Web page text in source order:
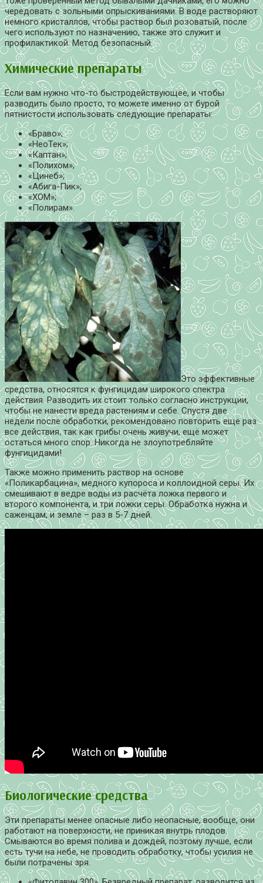
чередовать с зольными опрыскиваниями. В воде растворяют
немного кристаллов, чтобы раствор был розоватый, после
чего используют по назначению, также это служит и
профилактикой. Метод безопасный.
Химические препараты
Если вам нужно что-то быстродействующее, и чтобы
разводить было просто, то можете именно от бурой
пятнистости использовать следующие препараты:
«Браво»;
«НеоТек»;
«Каптан»;
«Полихом»;
«Цинеб»;
«Абига-Пик»;
«ХОМ»;
«Полирам».
Это эффективные
средства, относятся к фунгицидам широкого спектра
действия. Разводить их стоит только согласно инструкции,
чтобы не нанести вреда растениям и себе. Спустя две
недели после обработки, рекомендовано повторить ещё раз
все действия, так как грибы очень живучи, ещё может
остаться много спор. Никогда не злоупотребляйте
фунгицидами!
Также можно применить раствор на основе
«Поликарбацина», медного купороса и коллоидной серы. Их
смешивают в ведре воды из расчёта ложка первого и
второго компонента, и три ложки серы. Обработка нужна и
саженцам, и земле – раз в 5-7 дней.
Биологические средства
Эти препараты менее опасные либо неопасные, вообще, они
работают на поверхности, не приникая внутрь плодов.
Смываются во время полива и дождей, поэтому лучше, если
есть тучи на небе, не проводить обработку, чтобы усилия не
были потрачены зря.